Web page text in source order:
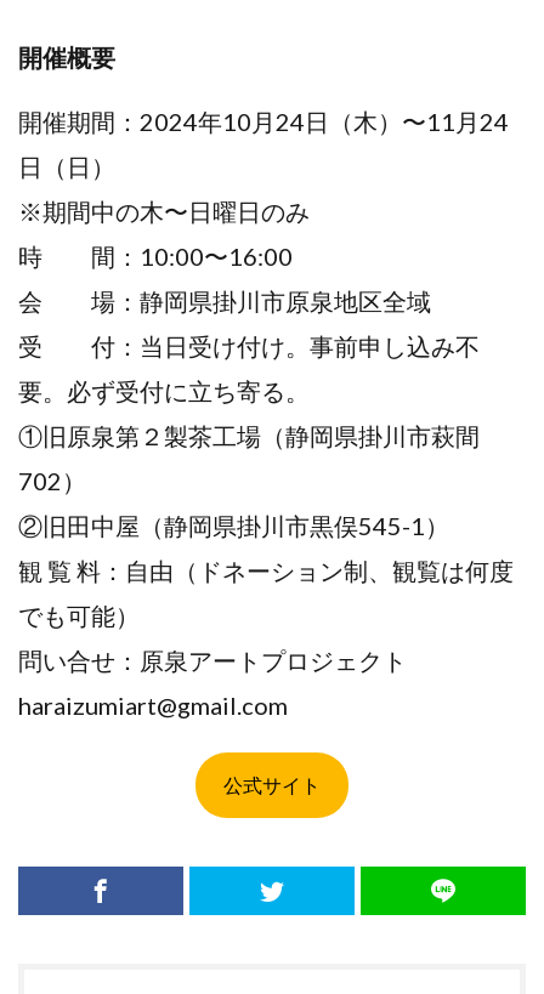
開催概要
開催期間：2024年10月24日（木）〜11月24
日（日）
※期間中の木〜日曜日のみ
時 間：10:00〜16:00
会 場：静岡県掛川市原泉地区全域
受 付：当日受け付け。事前申し込み不
要。必ず受付に立ち寄る。
①旧原泉第２製茶工場（静岡県掛川市萩間
702）
②旧田中屋（静岡県掛川市黒俣545-1）
観 覧 料：自由（ドネーション制、観覧は何度
でも可能）
問い合せ：原泉アートプロジェクト
haraizumiart@gmail.com
公式サイト